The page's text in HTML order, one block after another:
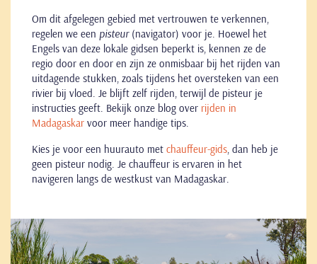
Om dit afgelegen gebied met vertrouwen te verkennen,
regelen we een pisteur (navigator) voor je. Hoewel het
Engels van deze lokale gidsen beperkt is, kennen ze de
regio door en door en zijn ze onmisbaar bij het rijden van
uitdagende stukken, zoals tijdens het oversteken van een
rivier bij vloed. Je blijft zelf rijden, terwijl de pisteur je
instructies geeft. Bekijk onze blog over rijden in
Madagaskar voor meer handige tips.
Kies je voor een huurauto met chauffeur-gids , dan heb je
geen pisteur nodig. Je chauffeur is ervaren in het
navigeren langs de westkust van Madagaskar.
Go
to